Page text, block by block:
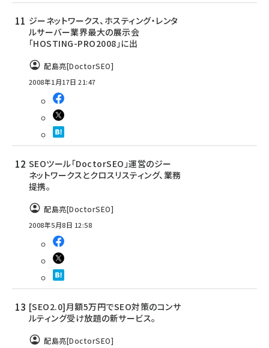
ジーネットワークス、ホスティング・レンタ
ルサーバー業界最大の展示会
「HOSTING-PRO2008」に出
配島亮[DoctorSEO]
2008年1月17日 21:47
SEOツール「DoctorSEO」運営のジー
ネットワークスとクロスリスティング、業務
提携。
配島亮[DoctorSEO]
2008年5月8日 12:58
[SEO2.0]月額5万円でSEO対策のコンサ
ルティング受け放題の新サービス。
配島亮[DoctorSEO]